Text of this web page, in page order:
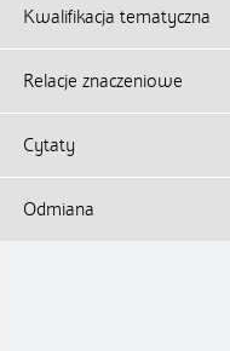
Kwalifikacja tematyczna
Relacje znaczeniowe
Cytaty
Odmiana